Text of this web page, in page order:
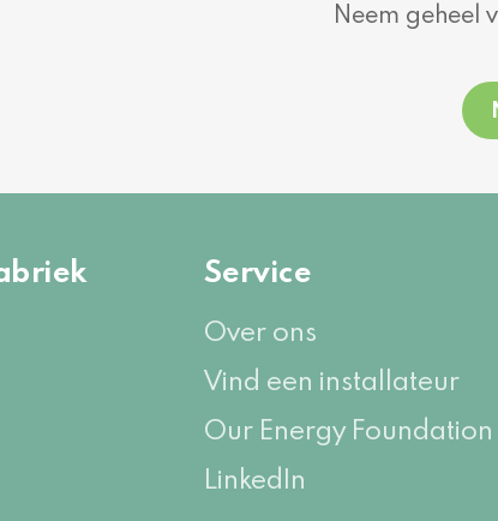
Neem geheel
Service
Over ons
Vind een installateur
Our Energy Foundation
LinkedIn